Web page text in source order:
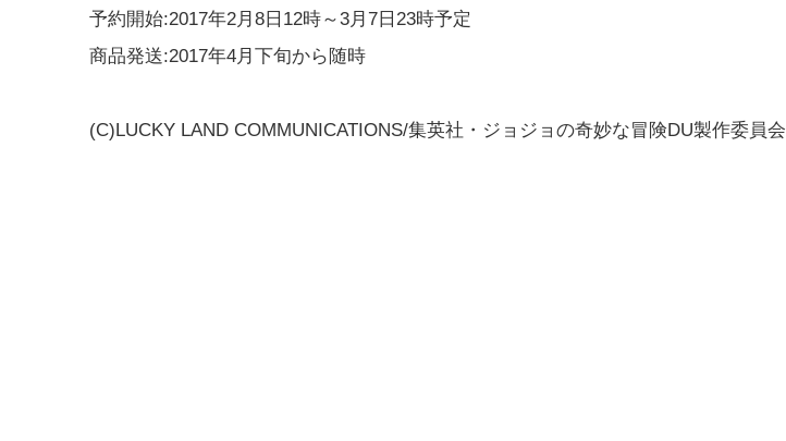
予約開始:2017年2月8日12時～3月7日23時予定
商品発送:2017年4月下旬から随時
(C)LUCKY LAND COMMUNICATIONS/集英社・ジョジョの奇妙な冒険DU製作委員会